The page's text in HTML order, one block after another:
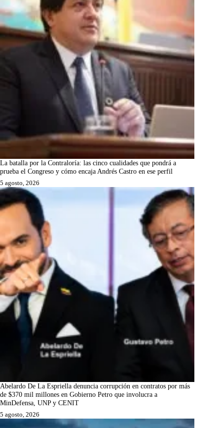
La batalla por la Contraloría: las cinco cualidades que pondrá a
prueba el Congreso y cómo encaja Andrés Castro en ese perfil
5 agosto, 2026
Abelardo De La Espriella denuncia corrupción en contratos por más
de $370 mil millones en Gobierno Petro que involucra a
MinDefensa, UNP y CENIT
5 agosto, 2026